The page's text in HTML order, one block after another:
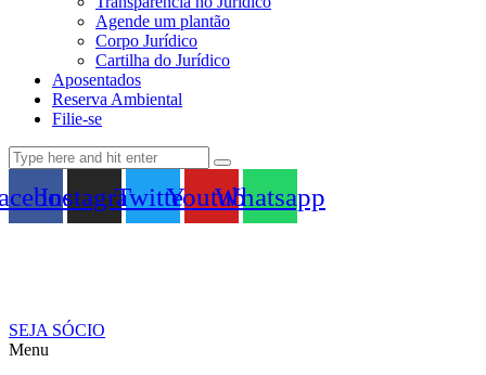
Agende um plantão
Corpo Jurídico
Cartilha do Jurídico
Aposentados
Reserva Ambiental
Filie-se
InstagramTwitterYoutubeWhatsapp
SEJA SÓCIO
Menu